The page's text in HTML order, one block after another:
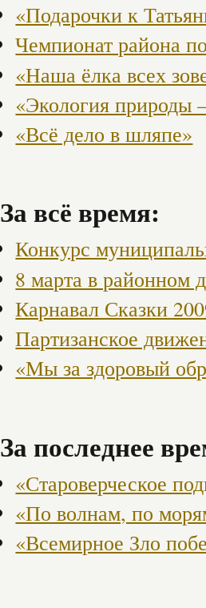
«Подарочки к
Чемпионат района
«Наша ёлка всех
«Экология природы
«Всё дело в шляпе»
За всё время:
Конкурс
8 марта в районном
Карнавал Сказки
Партизанское
«Мы за здоровый
За последнее
«Староверческое
«По волнам, по
«Всемирное Зло